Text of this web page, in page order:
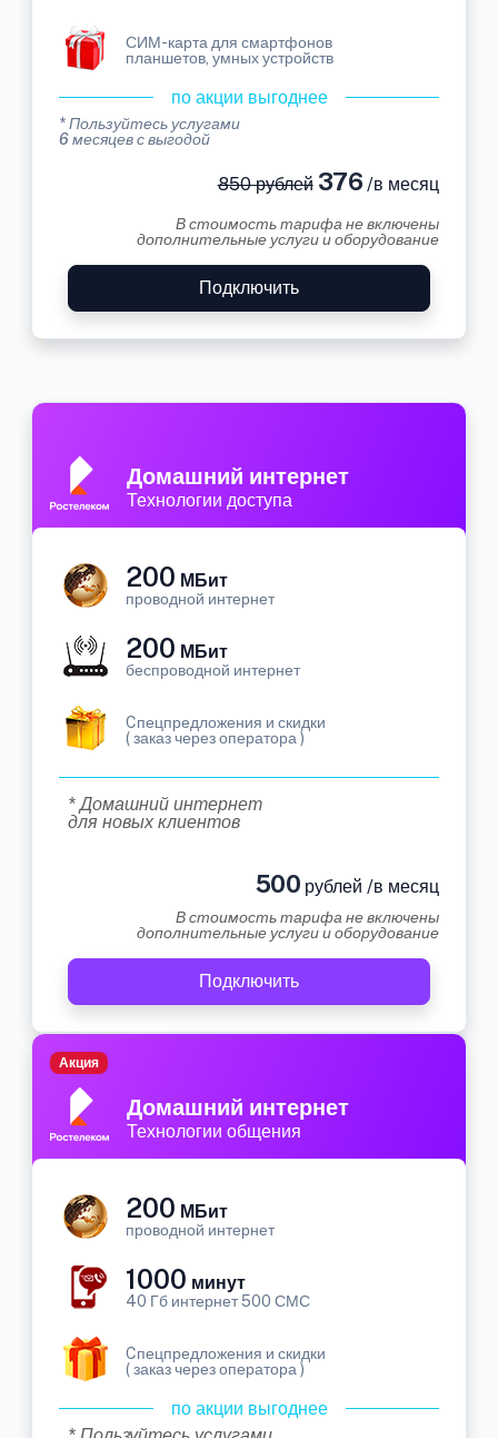
СИМ-карта для смартфонов
планшетов, умных устройств
по акции выгоднее
* Пользуйтесь услугами
6 месяцев с выгодой
850 рублей376 /в месяц
В стоимость тарифа не включены
дополнительные услуги и оборудование
Подключить
Домашний интернет
Технологии доступа
200 МБит
проводной интернет
200 МБит
беспроводной интернет
Cпецпредложения и скидки
( заказ через оператора )
* Домашний интернет
для новых клиентов
500 рублей /в месяц
В стоимость тарифа не включены
дополнительные услуги и оборудование
Подключить
Домашний интернет
Технологии общения
Акция
200 МБит
проводной интернет
1000 минут
40 Гб интернет 500 СМС
Cпецпредложения и скидки
( заказ через оператора )
по акции выгоднее